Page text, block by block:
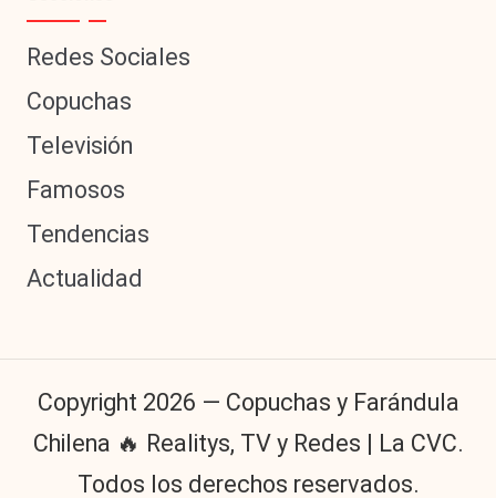
Redes Sociales
Copuchas
Televisión
Famosos
Tendencias
Actualidad
Copyright 2026 — Copuchas y Farándula
Chilena 🔥 Realitys, TV y Redes | La CVC.
Todos los derechos reservados.